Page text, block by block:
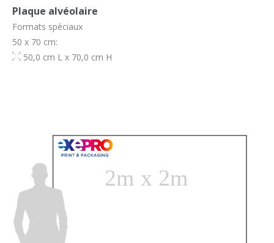
Plaque alvéolaire
Formats spéciaux
50 x 70 cm:
50,0 cm L x 70,0 cm H